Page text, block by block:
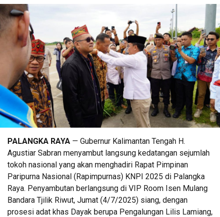
PALANGKA RAYA — Gubernur Kalimantan Tengah H.
Agustiar Sabran menyambut langsung kedatangan sejumlah
tokoh nasional yang akan menghadiri Rapat Pimpinan
Paripurna Nasional (Rapimpurnas) KNPI 2025 di Palangka
Raya. Penyambutan berlangsung di VIP Room Isen Mulang
Bandara Tjilik Riwut, Jumat (4/7/2025) siang, dengan
prosesi adat khas Dayak berupa Pengalungan Lilis Lamiang,